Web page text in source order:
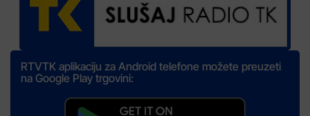
RTVTK aplikaciju za Android telefone možete preuzeti
na Google Play trgovini: